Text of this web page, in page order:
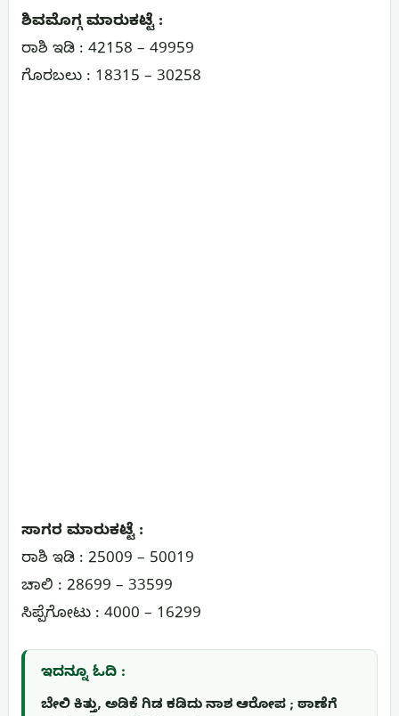
ಶಿವಮೊಗ್ಗ ಮಾರುಕಟ್ಟೆ :
ರಾಶಿ ಇಡಿ : 42158 – 49959
ಗೊರಬಲು : 18315 – 30258
ಸಾಗರ ಮಾರುಕಟ್ಟೆ :
ರಾಶಿ ಇಡಿ : 25009 – 50019
ಚಾಲಿ : 28699 – 33599
ಸಿಪ್ಪೆಗೋಟು : 4000 – 16299
ಇದನ್ನೂ ಓದಿ :
ಬೇಲಿ ಕಿತ್ತು, ಅಡಿಕೆ ಗಿಡ ಕಡಿದು ನಾಶ ಆರೋಪ ; ಠಾಣೆಗೆ